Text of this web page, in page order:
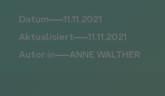
Datum
11.11.2021
Aktualisiert
11.11.2021
Autor:in
ANNE WALTHER